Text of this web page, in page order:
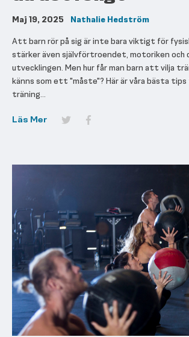
Maj 19, 2025
Nathalie Hedström
Att barn rör på sig är inte bara viktigt för
stärker även självförtroendet, motoriken och
utvecklingen. Men hur får man barn att vilja
känns som ett "måste"? Här är våra bästa
träning...
Läs Mer